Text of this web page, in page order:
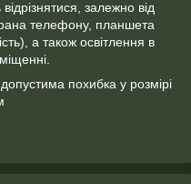
залежно від
телефону, планшета
а також освітлення в
похибка у розмірі